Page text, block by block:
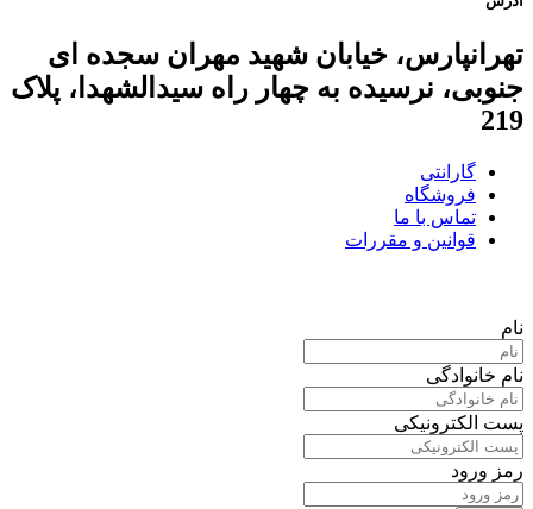
تهرانپارس، خیابان شهید مهران سجده ای
جنوبی، نرسیده به چهار راه سیدالشهدا، پلاک
219
گارانتی
فروشگاه
تماس با ما
قوانین و مقررات
نام
نام خانوادگی
پست الکترونیکی
رمز ورود